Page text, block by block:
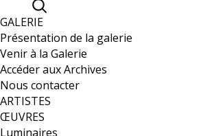
GALERIE
Présentation de la galerie
Venir à la Galerie
Accéder aux Archives
Nous contacter
ARTISTES
ŒUVRES
Luminaires